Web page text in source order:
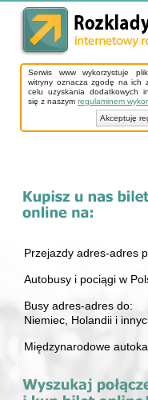
Serwis www wykorzystuje
witryny oznacza zgodę na ich
celu uzyskania dodatkowych
się z naszym regulaminem
Akceptuję
Przejazdy adres-adres
Autobusy i pociągi w
Busy adres-adres do:
Niemiec, Holandii i
Międzynarodowe